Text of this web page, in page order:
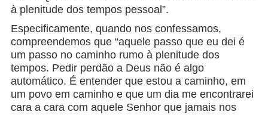
à plenitude dos tempos pessoal”.
Especificamente, quando nos confessamos,
compreendemos que “aquele passo que eu dei é
um passo no caminho rumo à plenitude dos
tempos. Pedir perdão a Deus não é algo
automático. É entender que estou a caminho, em
um povo em caminho e que um dia me encontrarei
cara a cara com aquele Senhor que jamais nos